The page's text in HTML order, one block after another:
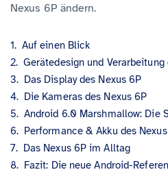
Nexus 6P ändern.
Auf einen Blick
Gerätedesign und Verarbeitung
Das Display des Nexus 6P
Die Kameras des Nexus 6P
Android 6.0 Marshmallow: Die
Performance & Akku des
Das Nexus 6P im Alltag
Fazit: Die neue Android-